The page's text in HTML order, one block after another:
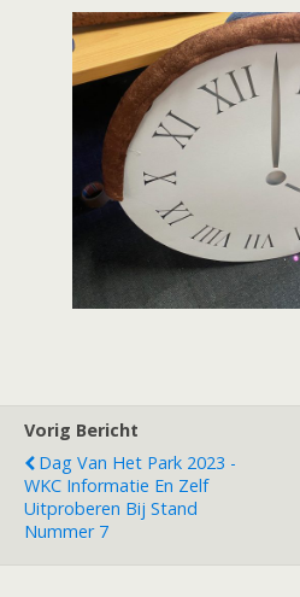
Vorig Bericht
Dag Van Het Park 2023 -
WKC Informatie En Zelf
Uitproberen Bij Stand
Nummer 7